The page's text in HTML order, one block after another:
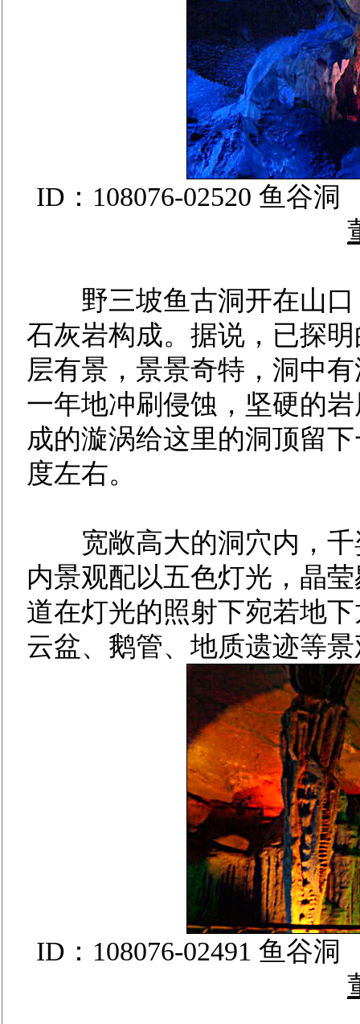
ID：108076-02520 鱼
野三坡鱼古洞开在山口
石灰岩构成。据说，已探
层有景，景景奇特，洞中
一年地冲刷侵蚀，坚硬的
成的漩涡给这里的洞顶留
度左右。
宽敞高大的洞穴内，千
内景观配以五色灯光，晶
道在灯光的照射下宛若地
云盆、鹅管、地质遗迹等
ID：108076-02491 鱼